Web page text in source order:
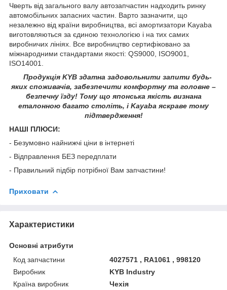
Чверть від загального валу автозапчастин надходить ринку
автомобільних запасних частин. Варто зазначити, що
незалежно від країни виробництва, всі амортизатори Kayaba
виготовляються за єдиною технологією і на тих самих
виробничих лініях. Все виробництво сертифіковано за
міжнародними стандартами якості: QS9000, ISO9001,
ISO14001.
Продукція KYB здатна задовольнити запити будь-
яких споживачів, забезпечити комфортну та головне –
безпечну їзду! Тому що японська якість визнана
еталонною багато століть, і Kayaba яскраве тому
підтвердження!
НАШІ ПЛЮСИ:
- Безумовно найнижчі ціни в інтернеті
- Відправлення БЕЗ передплати
- Правильний підбір потрібної Вам запчастини!
Приховати
Характеристики
Основні атрибути
Код запчастини
4027571 , RA1061 , 998120
Виробник
KYB Industry
Країна виробник
Чехія